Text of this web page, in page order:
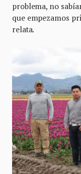
problema, no
que empezamos
relata.